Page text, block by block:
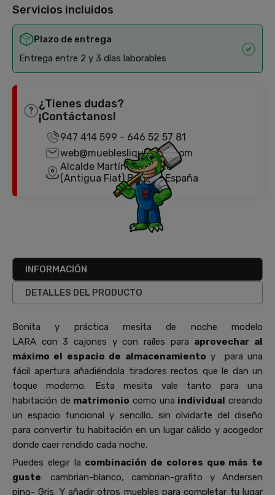
Servicios incluidos
Plazo de entrega
Entrega entre 2 y 3 días laborables
¿Tienes dudas?
¡Contáctanos!
947 414 599 - 646 52 57 81
web@mueblesliquidator.com
Alcalde Martín Cobos, 18
(Antigua Fiat) Burgos, España
INFORMACIÓN
DETALLES DEL PRODUCTO
Bonita y práctica mesita de noche modelo
LARA con 3 cajones y con raíles para aprovechar al
máximo el espacio de almacenamiento y
para una
fácil apertura añadiéndola tiradores rectos que le dan un
toque moderno. Esta mesita vale tanto para una
habitación de matrimonio como una individual creando
un espacio funcional y sencillo, sin olvidarte del diseño
para convertir tu habitación en un lugar cálido y acogedor
donde caer rendido cada noche.
Puedes elegir la combinación de colores que más te
guste: cambrian-blanco, cambrian-grafito y Andersen
pino- Gris. Y añadir otros muebles para completar tu lugar